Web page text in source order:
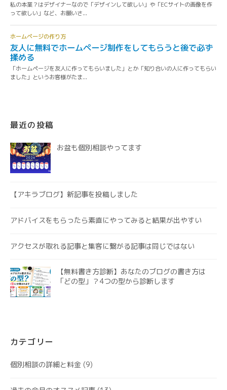
最近の投稿
お盆も個別相談やってます
【アキラブログ】新記事を投稿しました
アドバイスをもらったら素直にやってみると結果が出やすい
アクセスが取れる記事と集客に繋がる記事は同じではない
【無料書き方診断】あなたのブログの書き方は
「どの型」？4つの型から診断します
カテゴリー
個別相談の詳細と料金 (9)